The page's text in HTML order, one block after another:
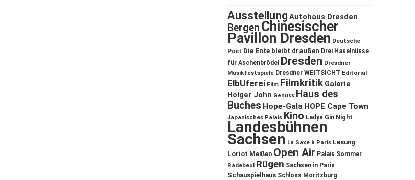
Ausstellung Autohaus Dresden
Bergen Chinesischer
Pavillon Dresden Deutsche
Post Die Ente bleibt draußen Drei Haselnüsse
für Aschenbrödel
Dresden Dresdner
Musikfestspiele Dresdner WEITSICHT Editorial
ElbUferei Film Filmkritik Galerie
Holger John Genuss Haus des
Buches Hope-Gala HOPE Cape Town
Japanisches Palais Kino Ladys Gin Night
Landesbühnen
Sachsen La Saxe à Paris Lesung
Loriot Meißen Open Air Palais Sommer
Radebeul Rügen Sachsen in Paris
Schauspielhaus Schloss Moritzburg